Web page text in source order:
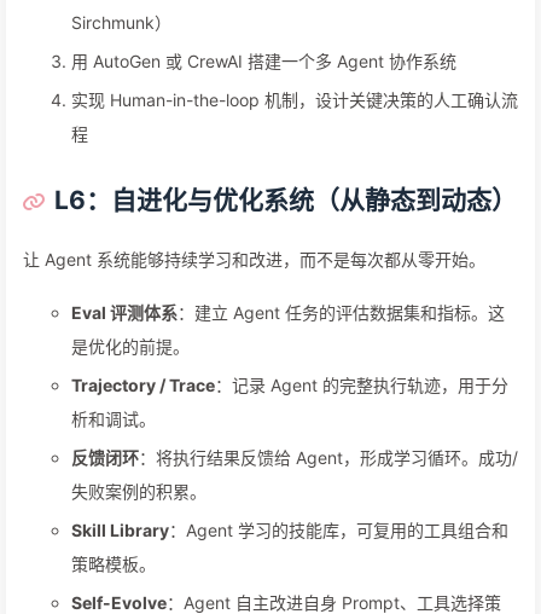
Sirchmunk）
用 AutoGen 或 CrewAI 搭建一个多 Agent 协作系统
实现 Human-in-the-loop 机制，设计关键决策的人工确认流
程
L6：自进化与优化系统（从静态到动态）
让 Agent 系统能够持续学习和改进，而不是每次都从零开始。
Eval 评测体系：建立 Agent 任务的评估数据集和指标。这
是优化的前提。
Trajectory / Trace：记录 Agent 的完整执行轨迹，用于分
析和调试。
反馈闭环：将执行结果反馈给 Agent，形成学习循环。成功/
失败案例的积累。
Skill Library：Agent 学习的技能库，可复用的工具组合和
策略模板。
Self-Evolve：Agent 自主改进自身 Prompt、工具选择策